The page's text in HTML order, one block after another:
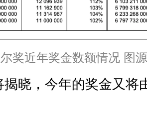
奖近年奖金数额情况 图
揭晓，今年的奖金又将